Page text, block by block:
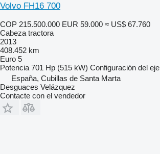
Volvo FH16 700
COP 215.500.000 EUR 59.000 ≈ US$ 67.760
Cabeza tractora
2013
408.452 km
Euro 5
Potencia 701 Hp (515 kW) Configuración del eje
España, Cubillas de Santa Marta
Desguaces Velázquez
Contacte con el vendedor